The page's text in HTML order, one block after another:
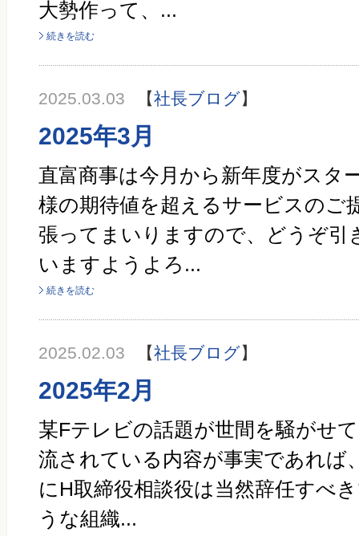
大勢作って、...
続きを読む
2025.03.03 【社長ブログ】
2025年3月
直富商事は今月から新年度がスタ
様の期待値を超えるサービスのご
張ってまいりますので、どうぞ引
いますようよろ...
続きを読む
2025.02.03 【社長ブログ】
2025年2月
某Fテレビの話題が世間を騒がせ
流されている内容が事実であれば
にH取締役相談役は当然辞任すべ
うな組織...